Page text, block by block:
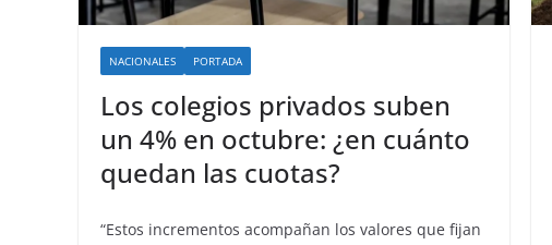
NACIONALES PORTADA
Los colegios privados suben
un 4% en octubre: ¿en cuánto
quedan las cuotas?
“Estos incrementos acompañan los valores que fijan